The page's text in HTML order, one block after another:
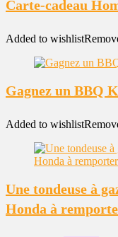
Carte-cadeau
Added to wishlist
Gagnez un BBQ
Added to wishlist
Une tondeuse à
Honda à